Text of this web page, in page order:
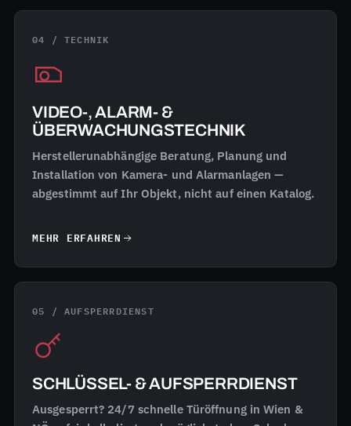
04 / TECHNIK
VIDEO-, ALARM- &
ÜBERWACHUNGSTECHNIK
Herstellerunabhängige Beratung, Planung und
Installation von Kamera- und Alarmanlagen —
abgestimmt auf Ihr Objekt, nicht auf einen Katalog.
MEHR ERFAHREN
05 / AUFSPERRDIENST
SCHLÜSSEL- & AUFSPERRDIENST
Ausgesperrt? 24/7 schnelle Türöffnung in Wien &